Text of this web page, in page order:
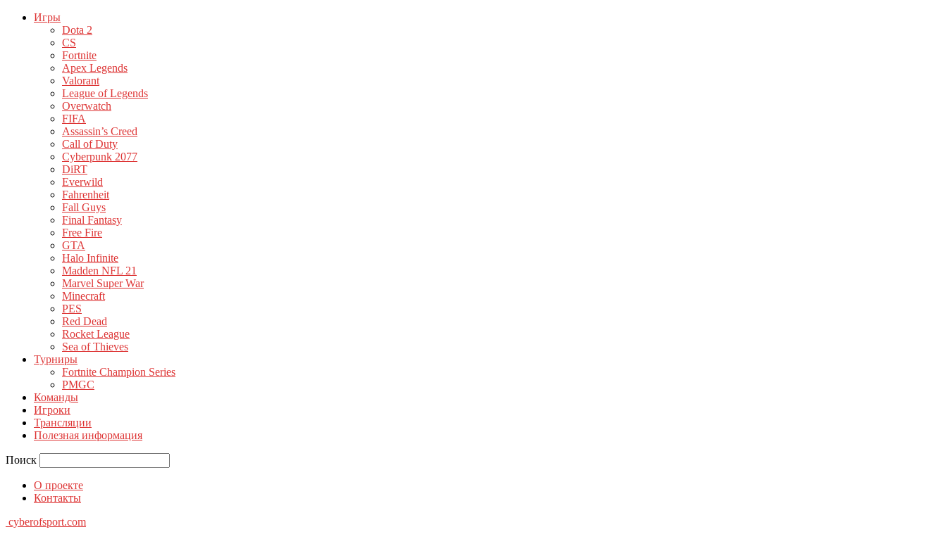
Игры
Dota 2
CS
Fortnite
Apex Legends
Valorant
League of Legends
Overwatch
FIFA
Assassin’s Creed
Call of Duty
Cyberpunk 2077
DiRT
Everwild
Fahrenheit
Fall Guys
Final Fantasy
Free Fire
GTA
Halo Infinite
Madden NFL 21
Marvel Super War
Minecraft
PES
Red Dead
Rocket League
Sea of Thieves
Турниры
Fortnite Champion Series
PMGC
Команды
Игроки
Трансляции
Полезная информация
Поиск
О проекте
Контакты
cyberofsport.com